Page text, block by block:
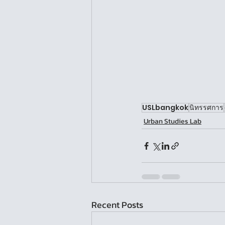
USLbangkokนิทรรศการ
Urban Studies Lab
Recent Posts